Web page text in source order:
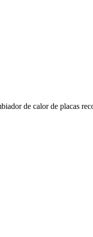
de calor de placas